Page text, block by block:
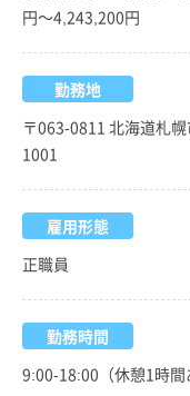
円～4,243,200円
勤務地
〒063-0811 北海道札
1001
雇用形態
正職員
勤務時間
9:00-18:00（休憩1時間